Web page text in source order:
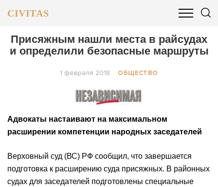
CIVITAS
ОБЩЕСТВО БИЗНЕС И ФИНАНСЫ
Присяжным нашли места в райсудах
и определили безопасные маршруты
1 февраля 2018 ОБЩЕСТВО
Адвокаты настаивают на максимальном
расширении компетенции народных заседателей
Верховный суд (ВС) РФ сообщил, что завершается
подготовка к расширению суда присяжных. В районных
судах для заседателей подготовлены специальные